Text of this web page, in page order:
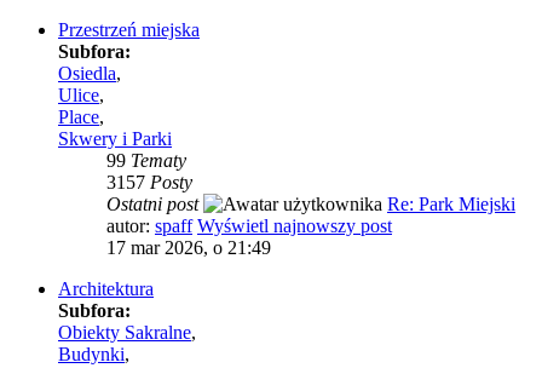
Przestrzeń miejska
Subfora:
Osiedla,
Ulice,
Place,
Skwery i Parki
99 Tematy
3157 Posty
Ostatni post
Re: Park Miejski
autor: spaff Wyświetl najnowszy post
17 mar 2026, o 21:49
Architektura
Subfora:
Obiekty Sakralne,
Budynki,